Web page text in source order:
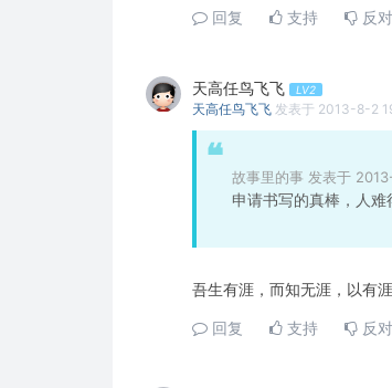
回复 支持 反对
天高任鸟飞飞 LV2
天高任鸟飞飞 发表于 2013-8-2
故事里的事 发表于
申请书写的真棒，人
吾生有涯，而知无涯，以有
回复 支持 反对